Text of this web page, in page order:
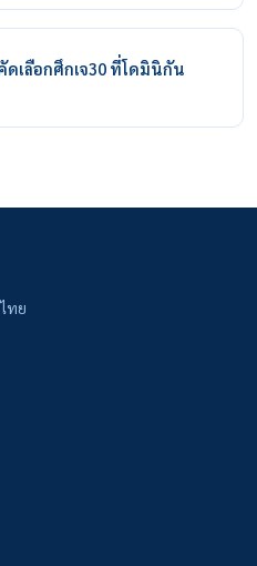
เลือกศึกเจ30 ที่โดมินิกัน
ทย